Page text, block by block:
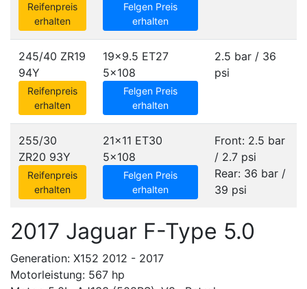
Reifenpreis
erhalten
Felgen Preis
erhalten
245/40 ZR19
94Y
Reifenpreis
erhalten
19x9.5 ET27
5x108
Felgen Preis
erhalten
2.5 bar / 36
psi
255/30
ZR20 93Y
Reifenpreis
erhalten
21x11 ET30
5x108
Felgen Preis
erhalten
Front: 2.5 bar
/ 2.7 psi
Rear: 36 bar /
39 psi
2017 Jaguar F-Type 5.0
Generation: X152 2012 - 2017
Motorleistung: 567 hp